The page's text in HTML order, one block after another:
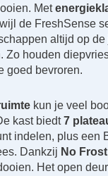
Met
de FreshSense
altijd op de
Zo houden
goed bevroren.
kun je veel
kast biedt7
indelen, plus een
Dankzij No Frost
Het open